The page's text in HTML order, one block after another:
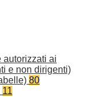
autorizzati ai
e non dirigenti)
80
11